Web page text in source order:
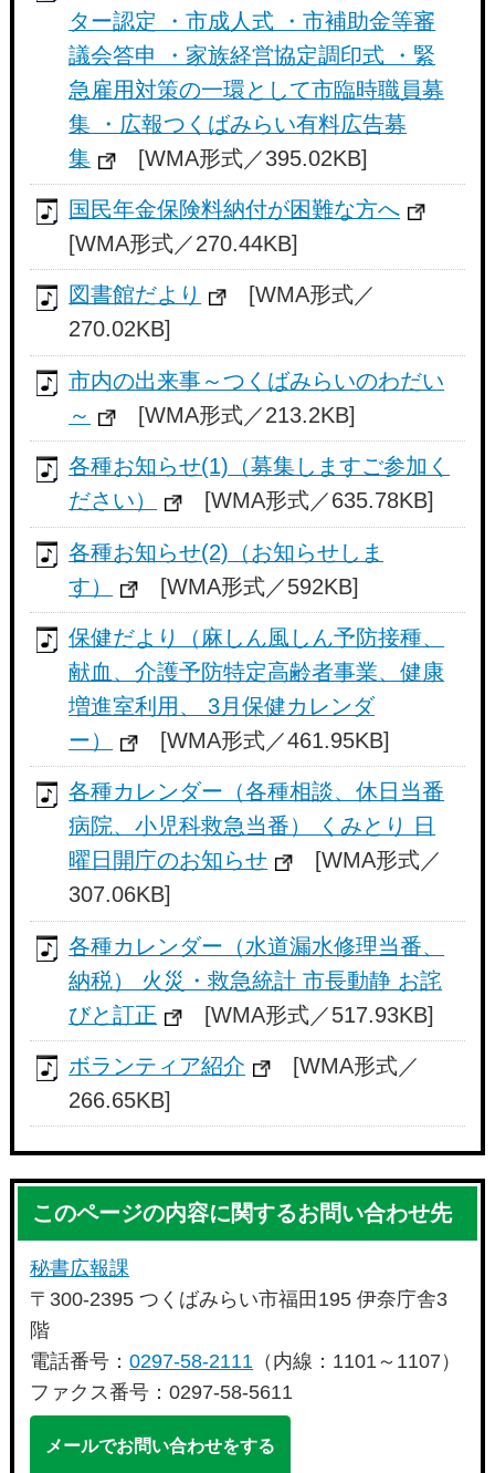
ター認定 ・市成人式 ・市補助金等審
議会答申 ・家族経営協定調印式 ・緊
急雇用対策の一環として市臨時職員募
集 ・広報つくばみらい有料広告募
集
[WMA形式／395.02KB]
国民年金保険料納付が困難な方へ
[WMA形式／270.44KB]
図書館だより
[WMA形式／
270.02KB]
市内の出来事～つくばみらいのわだい
～
[WMA形式／213.2KB]
各種お知らせ(1)（募集しますご参加く
ださい）
[WMA形式／635.78KB]
各種お知らせ(2)（お知らせしま
す）
[WMA形式／592KB]
保健だより（麻しん風しん予防接種、
献血、介護予防特定高齢者事業、健康
増進室利用、 3月保健カレンダ
ー）
[WMA形式／461.95KB]
各種カレンダー（各種相談、休日当番
病院、小児科救急当番） くみとり 日
曜日開庁のお知らせ
[WMA形式／
307.06KB]
各種カレンダー（水道漏水修理当番、
納税） 火災・救急統計 市長動静 お詫
びと訂正
[WMA形式／517.93KB]
ボランティア紹介
[WMA形式／
266.65KB]
このページの内容に関するお問い合わせ先
秘書広報課
〒300-2395 つくばみらい市福田195 伊奈庁舎3
階
電話番号：0297-58-2111 （内線：1101～1107）
ファクス番号：0297-58-5611
メールでお問い合わせをする